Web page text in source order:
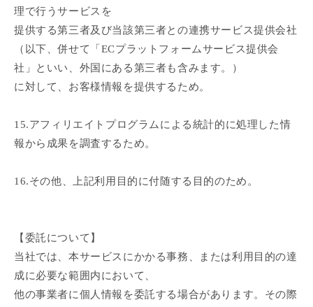
理で行うサービスを
提供する第三者及び当該第三者との連携サービス提供会社
（以下、併せて「ECプラットフォームサービス提供会
社」といい、外国にある第三者も含みます。）
に対して、お客様情報を提供するため。
15.アフィリエイトプログラムによる統計的に処理した情
報から成果を調査するため。
16.その他、上記利用目的に付随する目的のため。
【委託について】
当社では、本サービスにかかる事務、または利用目的の達
成に必要な範囲内において、
他の事業者に個人情報を委託する場合があります。その際